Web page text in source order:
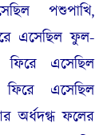
পশুপাখি,
এসেছিল ফুল-
ফিরে এসেছিল
এসেছিল
অর্ধদগ্ধ ফলের